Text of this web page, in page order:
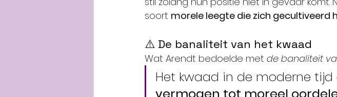
soort morele leegte die zich gecultiveerd
⚠️ De banaliteit van het kwaad
Wat Arendt bedoelde met de banaliteit
Het kwaad in de moderne